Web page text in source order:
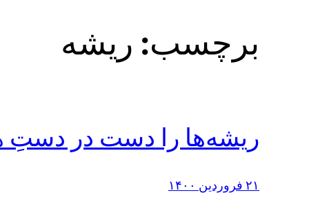
برچسب: ریشه
ریشه‌ها را دست در دستِ
۲۱ فروردین ۱۴۰۰